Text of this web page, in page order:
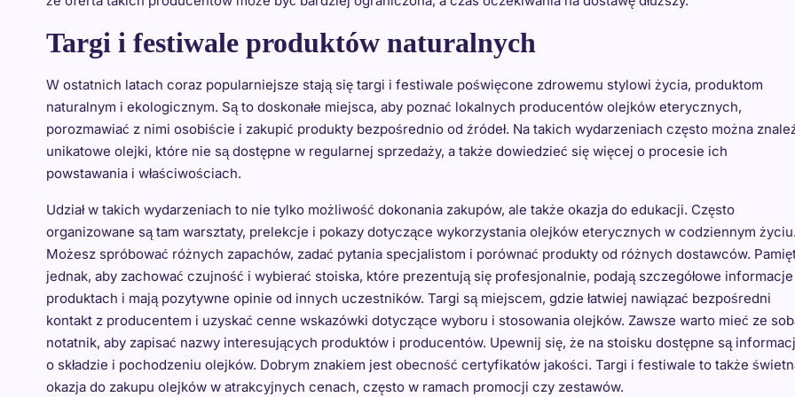
Targi i festiwale produktów naturalnych
W ostatnich latach coraz popularniejsze stają się targi i festiwale poświęcone zdrowemu stylowi życia, produktom
naturalnym i ekologicznym. Są to doskonałe miejsca, aby poznać lokalnych producentów olejków eterycznych,
porozmawiać z nimi osobiście i zakupić produkty bezpośrednio od źródeł. Na takich wydarzeniach często można
unikatowe olejki, które nie są dostępne w regularnej sprzedaży, a także dowiedzieć się więcej o procesie ich
powstawania i właściwościach.
Udział w takich wydarzeniach to nie tylko możliwość dokonania zakupów, ale także okazja do edukacji. Często
organizowane są tam warsztaty, prelekcje i pokazy dotyczące wykorzystania olejków eterycznych w codziennym życiu.
Możesz spróbować różnych zapachów, zadać pytania specjalistom i porównać produkty od różnych dostawców.
jednak, aby zachować czujność i wybierać stoiska, które prezentują się profesjonalnie, podają szczegółowe
produktach i mają pozytywne opinie od innych uczestników. Targi są miejscem, gdzie łatwiej nawiązać bezpośredni
kontakt z producentem i uzyskać cenne wskazówki dotyczące wyboru i stosowania olejków. Zawsze warto mieć ze
notatnik, aby zapisać nazwy interesujących produktów i producentów. Upewnij się, że na stoisku dostępne są
o składzie i pochodzeniu olejków. Dobrym znakiem jest obecność certyfikatów jakości. Targi i festiwale to także
okazja do zakupu olejków w atrakcyjnych cenach, często w ramach promocji czy zestawów.